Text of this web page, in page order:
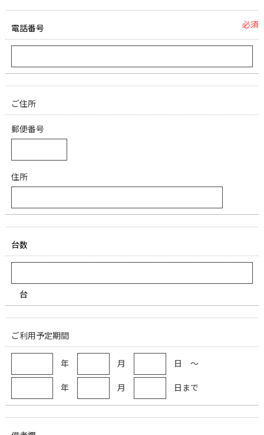
電話番号 必須
ご住所
郵便番号
住所
台数
台
ご利用予定期間
年 月 日 ～
年 月 日まで